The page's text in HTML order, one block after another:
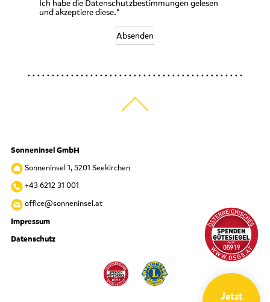
Ich habe die Datenschutzbestimmungen gelesen
und akzeptiere diese.*
Absenden
Jetzt
Sonneninsel GmbH
Sonneninsel 1, 5201 Seekirchen
+43 6212 31 001
office@sonneninsel.at
Impressum
Datenschutz